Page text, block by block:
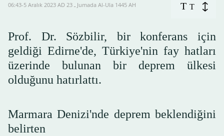
06:43-5 Aralık 2023 AD ـ 23 Jumada Al-Ula 1445 AH T T
Prof. Dr. Sözbilir, bir konferans için
geldiği Edirne'de, Türkiye'nin fay hatları
üzerinde bulunan bir deprem ülkesi
olduğunu hatırlattı.
Marmara Denizi'nde deprem beklendiğini
belirten